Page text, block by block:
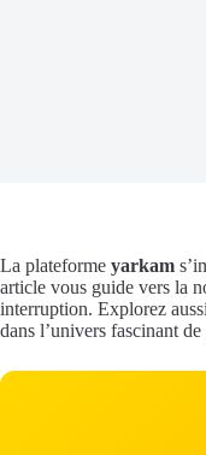
La plateforme yarkam
article vous guide vers la
interruption. Explorez
dans l’univers fascinant de